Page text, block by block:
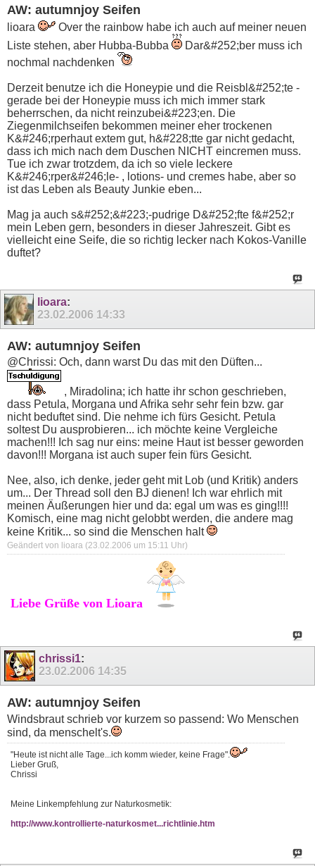
AW: autumnjoy Seifen
lioara
Over the rainbow habe ich auch auf meiner neuen
Liste stehen, aber Hubba-Bubba
Dar&#252;ber muss ich
nochmal nachdenken
Derzeit benutze ich die Honeypie und die Reisbl&#252;te -
gerade bei der Honeypie muss ich mich immer stark
beherrschen, da nicht reinzubei&#223;en. Die
Ziegenmilchseifen bekommen meiner eher trockenen
K&#246;rperhaut extem gut, h&#228;tte gar nicht gedacht,
dass ich mich nach dem Duschen NICHT eincremen muss.
Tue ich zwar trotzdem, da ich so viele leckere
K&#246;rper&#246;le- , lotions- und cremes habe, aber so
ist das Leben als Beauty Junkie eben...
Mag ja auch s&#252;&#223;-pudrige D&#252;fte f&#252;r
mein Leben gern, besonders in dieser Jahreszeit. Gibt es
vielleicht eine Seife, die so richtig lecker nach Kokos-Vanille
duftet?
lioara:
23.02.2006 14:33
AW: autumnjoy Seifen
@Chrissi: Och, dann warst Du das mit den Düften...
, Miradolina; ich hatte ihr schon geschrieben,
dass Petula, Morgana und Afrika sehr sehr fein bzw. gar
nicht beduftet sind. Die nehme ich fürs Gesicht. Petula
soltest Du ausprobieren... ich möchte keine Vergleiche
machen!!! Ich sag nur eins: meine Haut ist besser geworden
davon!!! Morgana ist auch super fein fürs Gesicht.
Nee, also, ich denke, jeder geht mit Lob (und Kritik) anders
um... Der Thread soll den BJ dienen! Ich war ehrlich mit
meinen Äußerungen hier und da: egal um was es ging!!!!
Komisch, eine mag nicht gelobbt werden, die andere mag
keine Kritik... so sind die Menschen halt
Geändert von lioara (23.02.2006 um 15:11 Uhr)
Liebe Grüße von Lioara
chrissi1:
23.02.2006 14:35
AW: autumnjoy Seifen
Windsbraut schrieb vor kurzem so passend: Wo Menschen
sind, da menschelt's.
"Heute ist nicht alle Tage...ich komm wieder, keine Frage".
Lieber Gruß,
Chrissi
Meine Linkempfehlung zur Naturkosmetik:
http://www.kontrollierte-naturkosmet...richtlinie.htm